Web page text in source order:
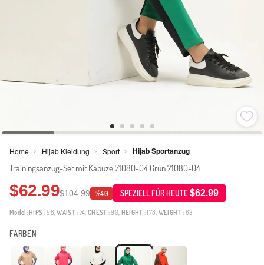
Home > Hijab Kleidung > Sport > Hijab Sportanzug
Trainingsanzug-Set mit Kapuze 71080-04 Grün 71080-04
$62.99$104.99 %40 SPEZIELL FÜR HEUTE$62.99
Model: HIPS : 98,WAIST: 74,CHEST : 90, HEIGHT : 178, WEIGHT : 63
FARBEN